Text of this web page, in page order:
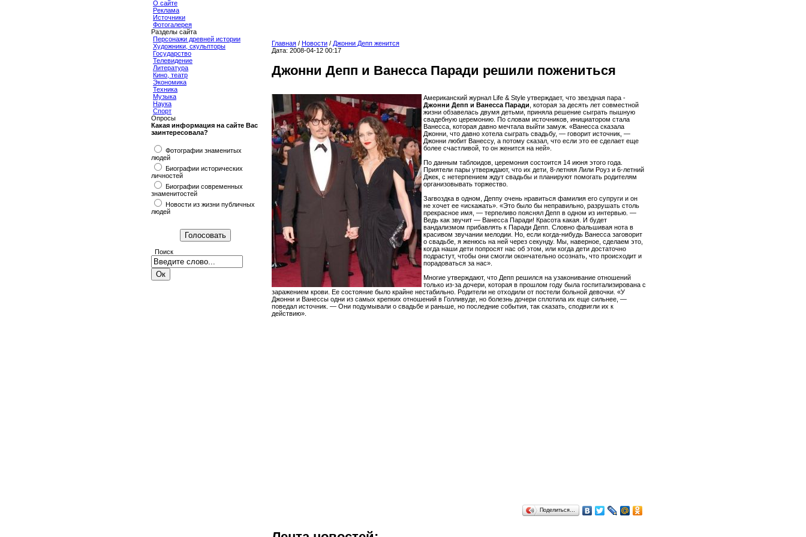
О сайте
Реклама
Источники
Фотогалерея
Разделы сайта
Персонажи древней истории
Художники, скульпторы
Государство
Телевидение
Литература
Кино, театр
Экономика
Техника
Музыка
Наука
Спорт
Опросы
Какая информация на сайте Вас
заинтересовала?
Фотографии знаменитых
людей
Биографии исторических
личностей
Биографии современных
знаменитостей
Новости из жизни публичных
людей
Поиск
Главная / Новости / Джонни Депп женится
Дата: 2008-04-12 00:17
Джонни Депп и Ванесса Паради решили пожениться
Американский журнал Life & Style утверждает, что звездная пара -
Джонни Депп и Ванесса Паради, которая за десять лет совместной
жизни обзавелась двумя детьми, приняла решение сыграть пышную
свадебную церемонию. По словам источников, инициатором стала
Ванесса, которая давно мечтала выйти замуж. «Ванесса сказала
Джонни, что давно хотела сыграть свадьбу, — говорит источник, —
Джонни любит Ванессу, а потому сказал, что если это ее сделает еще
более счастливой, то он женится на ней».
По данным таблоидов, церемония состоится 14 июня этого года.
Приятели пары утверждают, что их дети, 8-летняя Лили Роуз и 6-летний
Джек, с нетерпением ждут свадьбы и планируют помогать родителям
организовывать торжество.
Загвоздка в одном, Деппу очень нравиться фамилия его супруги и он
не хочет ее «искажать». «Это было бы неправильно, разрушать столь
прекрасное имя, — терпеливо пояснял Депп в одном из интервью. —
Ведь как звучит — Ванесса Паради! Красота какая. И будет
вандализмом прибавлять к Паради Депп. Словно фальшивая нота в
красивом звучании мелодии. Но, если когда-нибудь Ванесса заговорит
о свадьбе, я женюсь на ней через секунду. Мы, наверное, сделаем это,
когда наши дети попросят нас об этом, или когда дети достаточно
подрастут, чтобы они смогли окончательно осознать, что происходит и
порадоваться за нас».
Многие утверждают, что Депп решился на узаконивание отношений
только из-за дочери, которая в прошлом году была госпитализирована с
заражением крови. Ее состояние было крайне нестабильно. Родители не отходили от постели больной девочки. «У
Джонни и Ванессы одни из самых крепких отношений в Голливуде, но болезнь дочери сплотила их еще сильнее, —
поведал источник. — Они подумывали о свадьбе и раньше, но последние события, так сказать, сподвигли их к
действию».
Поделиться…